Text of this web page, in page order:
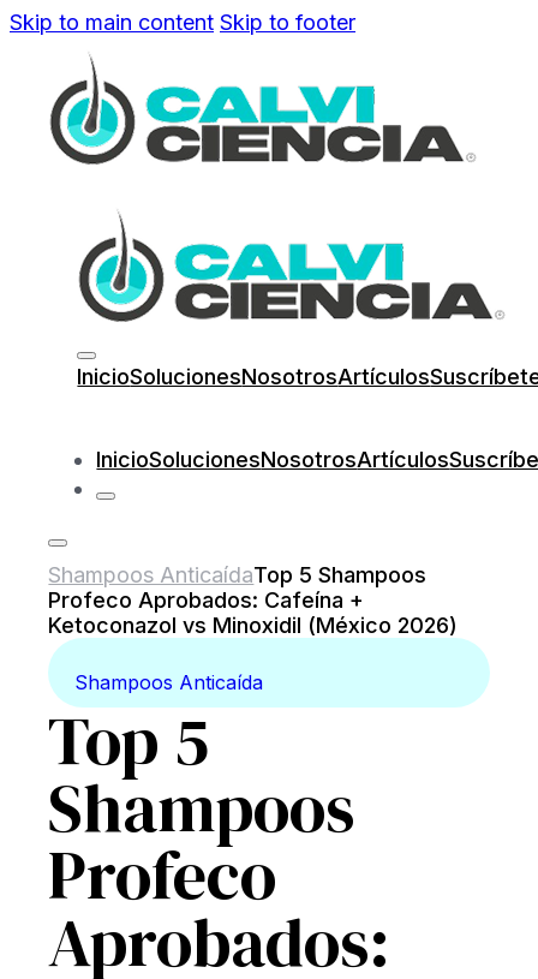
Skip to main content Skip to footer
InicioSolucionesNosotrosArtículos
InicioSolucionesNosotrosArtículos
Shampoos AnticaídaTop 5 Shampoos
Profeco Aprobados: Cafeína +
Ketoconazol vs Minoxidil (México 2026)
Shampoos Anticaída
Top 5
Shampoos
Profeco
Aprobados: